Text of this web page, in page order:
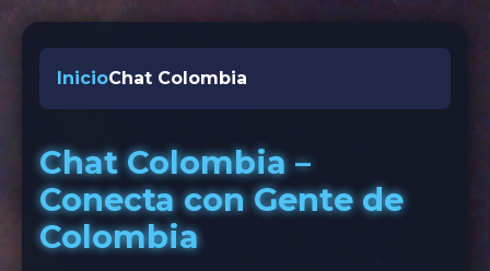
InicioChat Colombia
Chat Colombia –
Conecta con Gente de
Colombia